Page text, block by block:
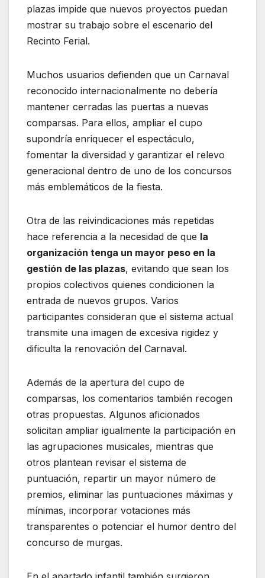
plazas impide que nuevos proyectos puedan
mostrar su trabajo sobre el escenario del
Recinto Ferial.
Muchos usuarios defienden que un Carnaval
reconocido internacionalmente no debería
mantener cerradas las puertas a nuevas
comparsas. Para ellos, ampliar el cupo
supondría enriquecer el espectáculo,
fomentar la diversidad y garantizar el relevo
generacional dentro de uno de los concursos
más emblemáticos de la fiesta.
Otra de las reivindicaciones más repetidas
hace referencia a la necesidad de que la
organización tenga un mayor peso en la
gestión de las plazas, evitando que sean los
propios colectivos quienes condicionen la
entrada de nuevos grupos. Varios
participantes consideran que el sistema actual
transmite una imagen de excesiva rigidez y
dificulta la renovación del Carnaval.
Además de la apertura del cupo de
comparsas, los comentarios también recogen
otras propuestas. Algunos aficionados
solicitan ampliar igualmente la participación en
las agrupaciones musicales, mientras que
otros plantean revisar el sistema de
puntuación, repartir un mayor número de
premios, eliminar las puntuaciones máximas y
mínimas, incorporar votaciones más
transparentes o potenciar el humor dentro del
concurso de murgas.